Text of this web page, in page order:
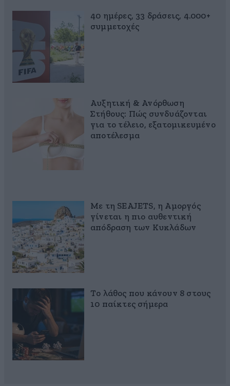
40 ημέρες, 33 δράσεις, 4.000+
συμμετοχές
Αυξητική & Ανόρθωση
Στήθους: Πώς συνδυάζονται
για το τέλειο, εξατομικευμένο
αποτέλεσμα
Με τη SEAJETS, η Αμοργός
γίνεται η πιο αυθεντική
απόδραση των Κυκλάδων
Το λάθος που κάνουν 8 στους
10 παίκτες σήμερα